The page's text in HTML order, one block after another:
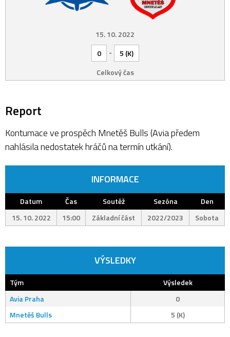
15. 10. 2022
0
-
5 (K)
Celkový čas
Report
Kontumace ve prospěch Mnetěš Bulls (Avia předem
nahlásila nedostatek hráčů na termín utkání).
INFORMACE
Datum Čas Soutěž Sezóna
Den
15. 10. 2022
15:00 Základní část 2022/2023 Sobota
VÝSLEDKY
Tým
Výsledek
Avia Praha
0
Mnetěš Bulls
5 (K)